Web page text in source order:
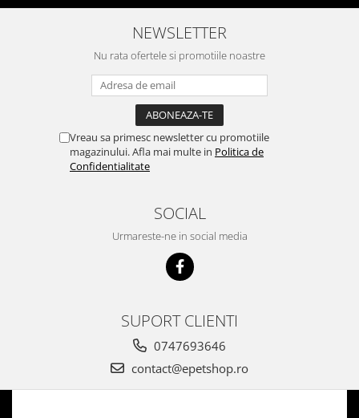
NEWSLETTER
Nu rata ofertele si promotiile noastre
Vreau sa primesc newsletter cu promotiile
magazinului. Afla mai multe in Politica de
Confidentialitate
SOCIAL
Urmareste-ne in social media
SUPORT CLIENTI
0747693646
contact@epetshop.ro